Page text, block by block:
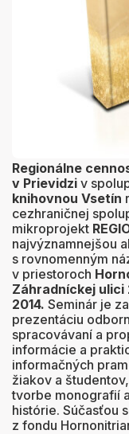
Regionálne
v Prievidzi v
knihovnou Vsetín
cezhraničnej
mikroprojekt
najvýznamnejšou
s rovnomenným
v priestoroch
Záhradníckej ulici
2014. Seminár je
prezentáciu
spracovávaní a
informácie a
informačných
žiakov a
tvorbe monografií
histórie. Súčasťou
z fondu